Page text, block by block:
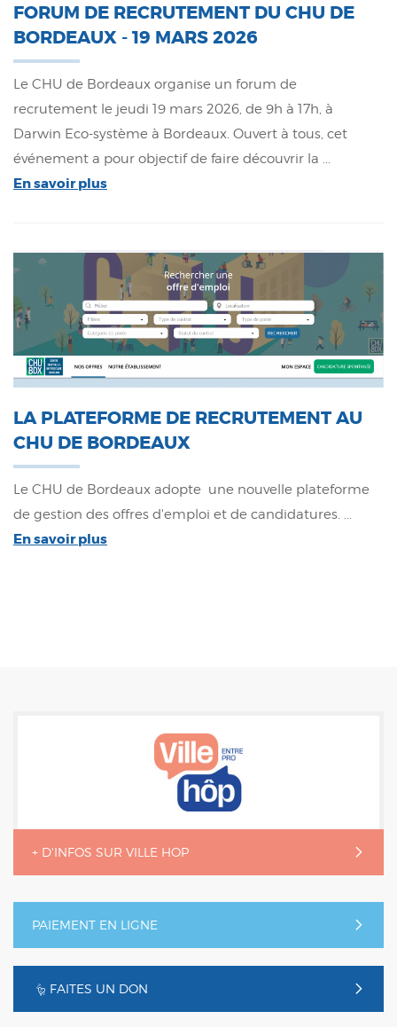
FORUM DE RECRUTEMENT DU CHU DE
BORDEAUX - 19 MARS 2026
Le CHU de Bordeaux organise un forum de
recrutement le jeudi 19 mars 2026, de 9h à 17h, à
Darwin Eco-système à Bordeaux. Ouvert à tous, cet
événement a pour objectif de faire découvrir la ...
En savoir plus
LA PLATEFORME DE RECRUTEMENT AU
CHU DE BORDEAUX
Le CHU de Bordeaux adopte une nouvelle plateforme
de gestion des offres d'emploi et de candidatures. ...
En savoir plus
+ D'INFOS SUR VILLE HOP
PAIEMENT EN LIGNE
FAITES UN DON